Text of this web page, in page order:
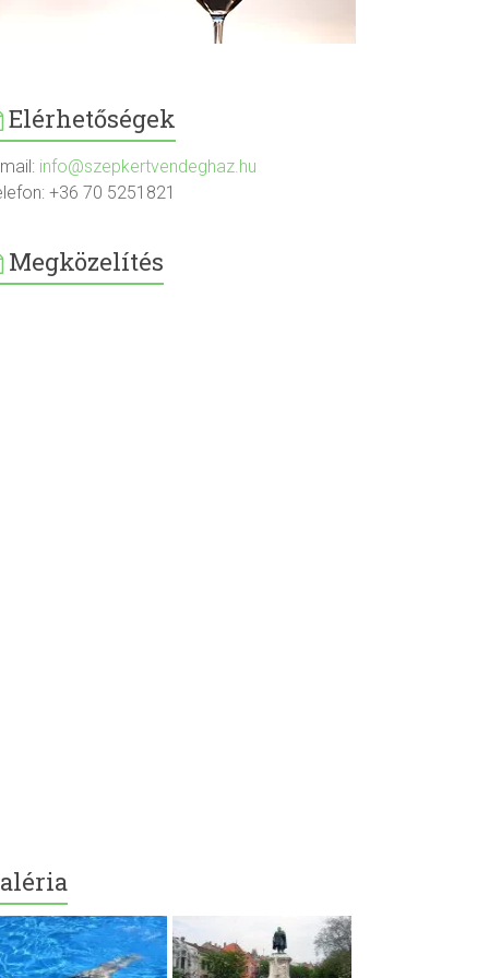
Elérhetőségek
info@szepkertvendeghaz.hu
+36 70 5251821
Megközelítés